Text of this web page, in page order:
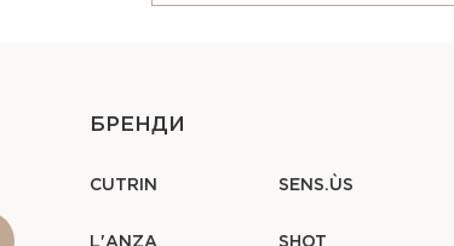
БРЕНДИ
CUTRIN SENS.ÙS
L'ANZA SHOT